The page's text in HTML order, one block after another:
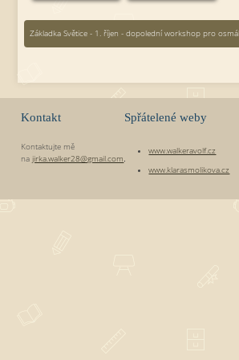
Základka Světice - 1. říjen - dopolední workshop pro
Kontakt
Kontaktujte mě
na jirka.walker28@gmail.com
Spřátelené weby
www.walkeravolf.cz
www.klarasmolikova.cz